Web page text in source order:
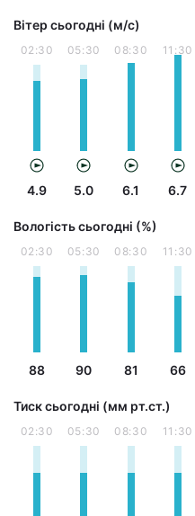
Вітер сьогодні (м/с)
02:30
4.9
05:30
5.0
08:30
6.1
11:30
6.7
Вологість сьогодні (%)
02:30
88
05:30
90
08:30
81
11:30
66
Тиск сьогодні (мм рт.ст.)
02:30 05:30 08:30 11:30